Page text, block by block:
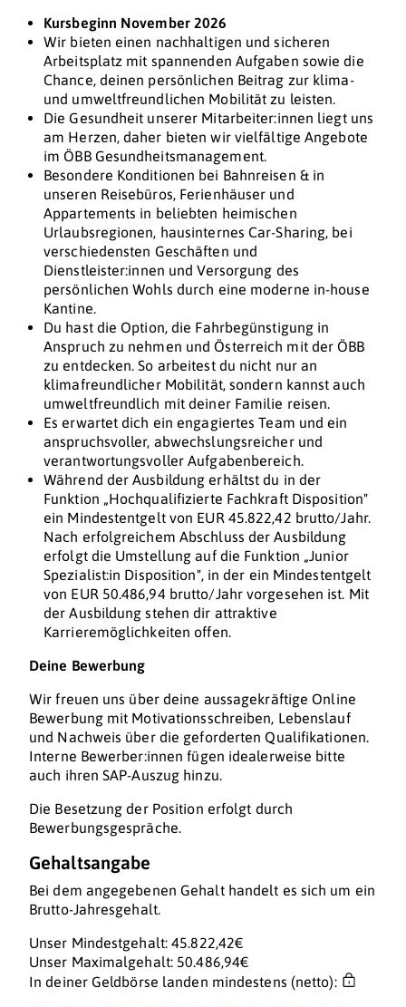
Kursbeginn November 2026
Wir bieten einen nachhaltigen und sicheren
Arbeitsplatz mit spannenden Aufgaben sowie die
Chance, deinen persönlichen Beitrag zur klima-
und umweltfreundlichen Mobilität zu leisten.
Die Gesundheit unserer Mitarbeiter:innen liegt uns
am Herzen, daher bieten wir vielfältige Angebote
im ÖBB Gesundheitsmanagement.
Besondere Konditionen bei Bahnreisen & in
unseren Reisebüros, Ferienhäuser und
Appartements in beliebten heimischen
Urlaubsregionen, hausinternes Car-Sharing, bei
verschiedensten Geschäften und
Dienstleister:innen und Versorgung des
persönlichen Wohls durch eine moderne in-house
Kantine.
Du hast die Option, die Fahrbegünstigung in
Anspruch zu nehmen und Österreich mit der ÖBB
zu entdecken. So arbeitest du nicht nur an
klimafreundlicher Mobilität, sondern kannst auch
umweltfreundlich mit deiner Familie reisen.
Es erwartet dich ein engagiertes Team und ein
anspruchsvoller, abwechslungsreicher und
verantwortungsvoller Aufgabenbereich.
Während der Ausbildung erhältst du in der
Funktion „Hochqualifizierte Fachkraft Disposition"
ein Mindestentgelt von EUR 45.822,42 brutto/Jahr.
Nach erfolgreichem Abschluss der Ausbildung
erfolgt die Umstellung auf die Funktion „Junior
Spezialist:in Disposition", in der ein Mindestentgelt
von EUR 50.486,94 brutto/Jahr vorgesehen ist. Mit
der Ausbildung stehen dir attraktive
Karrieremöglichkeiten offen.
Deine Bewerbung
Wir freuen uns über deine aussagekräftige Online
Bewerbung mit Motivationsschreiben, Lebenslauf
und Nachweis über die geforderten Qualifikationen.
Interne Bewerber:innen fügen idealerweise bitte
auch ihren SAP-Auszug hinzu.
Die Besetzung der Position erfolgt durch
Bewerbungsgespräche.
Gehaltsangabe
Bei dem angegebenen Gehalt handelt es sich um ein
Brutto-Jahresgehalt.
Unser Mindestgehalt: 45.822,42€
Unser Maximalgehalt: 50.486,94€
In deiner Geldbörse landen mindestens (netto):